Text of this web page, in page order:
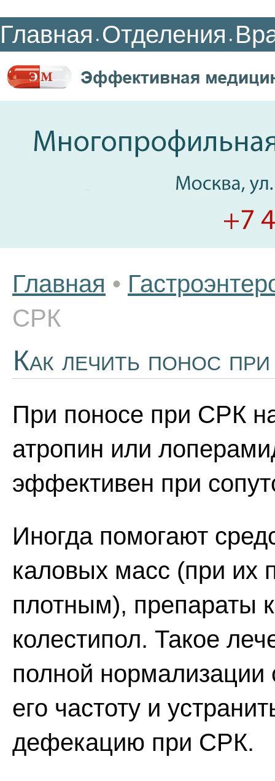
Главная • Отделения •
Главная •
СРК
Как лечить понос
При поносе при СРК
атропин или
эффективен при
Иногда помогают
каловых масс (при их
плотным), препараты
колестипол. Такое
полной нормализации
его частоту и
дефекацию при СРК.